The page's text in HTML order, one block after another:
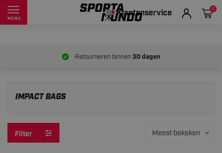
MENU Klantenservice 0
Retourneren binnen30 dagen
IMPACT BAGS
Filter Meest bekeken